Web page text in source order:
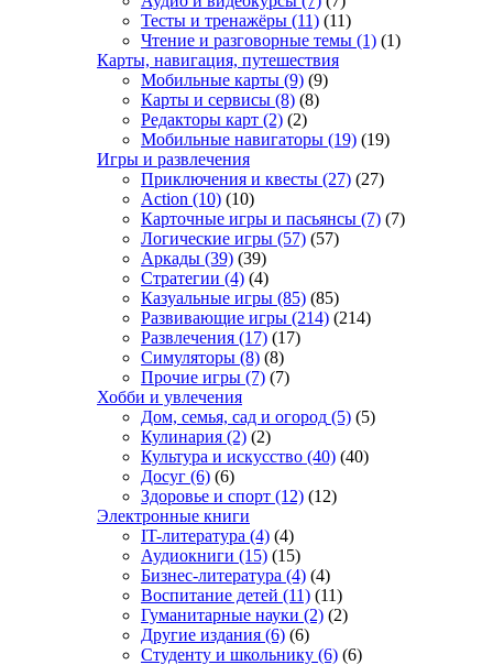
Тесты и тренажёры (11) (11)
Чтение и разговорные темы (1) (1)
Карты, навигация, путешествия
Мобильные карты (9) (9)
Карты и сервисы (8) (8)
Редакторы карт (2) (2)
Мобильные навигаторы (19) (19)
Игры и развлечения
Приключения и квесты (27) (27)
Action (10) (10)
Карточные игры и пасьянсы (7) (7)
Логические игры (57) (57)
Аркады (39) (39)
Стратегии (4) (4)
Казуальные игры (85) (85)
Развивающие игры (214) (214)
Развлечения (17) (17)
Симуляторы (8) (8)
Прочие игры (7) (7)
Хобби и увлечения
Дом, семья, сад и огород (5) (5)
Кулинария (2) (2)
Культура и искусство (40) (40)
Досуг (6) (6)
Здоровье и спорт (12) (12)
Электронные книги
IT-литература (4) (4)
Аудиокниги (15) (15)
Бизнес-литература (4) (4)
Воспитание детей (11) (11)
Гуманитарные науки (2) (2)
Другие издания (6) (6)
Студенту и школьнику (6) (6)